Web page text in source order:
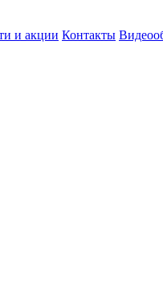
и акции Контакты